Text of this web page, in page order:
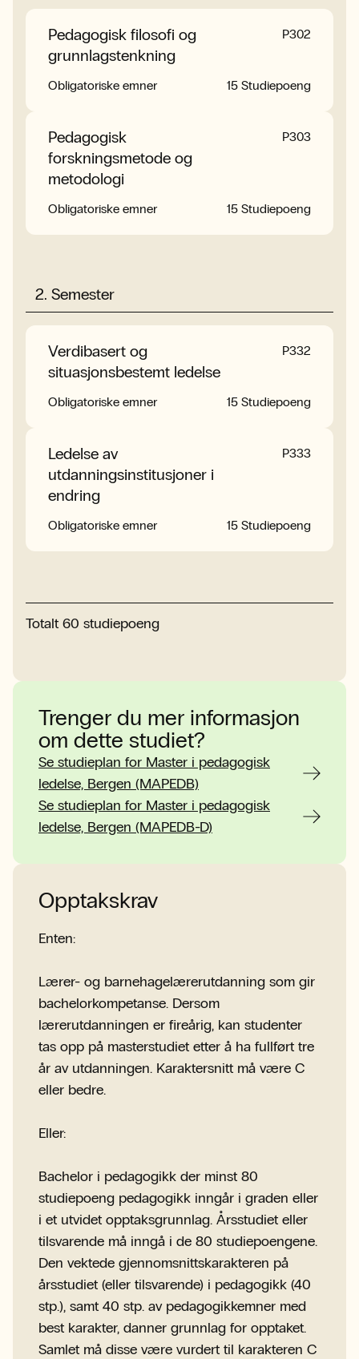
Pedagogisk filosofi og
grunnlagstenkning
P302
Obligatoriske emner 15 Studiepoeng
Pedagogisk
forskningsmetode og
metodologi
P303
Obligatoriske emner 15 Studiepoeng
2. Semester
Verdibasert og
situasjonsbestemt ledelse
P332
Obligatoriske emner 15 Studiepoeng
Ledelse av
utdanningsinstitusjoner i
endring
P333
Obligatoriske emner 15 Studiepoeng
Totalt 60 studiepoeng
Prosjektplan til
masteroppgave
P3PRO
Obligatoriske emner 20 Studiepoeng
Masteroppgave
PMAS
Obligatoriske emner
Trenger du mer informasjon
om dette studiet?
Se studieplan for Master i pedagogisk
ledelse, Bergen (MAPEDB)
Se studieplan for Master i pedagogisk
ledelse, Bergen (MAPEDB-D)
Opptakskrav
Enten:
Lærer- og barnehagelærerutdanning som gir
bachelorkompetanse. Dersom
lærerutdanningen er fireårig, kan studenter
tas opp på masterstudiet etter å ha fullført tre
år av utdanningen. Karaktersnitt må være C
eller bedre.
Eller:
Bachelor i pedagogikk der minst 80
studiepoeng pedagogikk inngår i graden eller
i et utvidet opptaksgrunnlag. Årsstudiet eller
tilsvarende må inngå i de 80 studiepoengene.
Den vektede gjennomsnittskarakteren på
årsstudiet (eller tilsvarende) i pedagogikk (40
stp.), samt 40 stp. av pedagogikkemner med
best karakter, danner grunnlag for opptaket.
Samlet må disse være vurdert til karakteren C